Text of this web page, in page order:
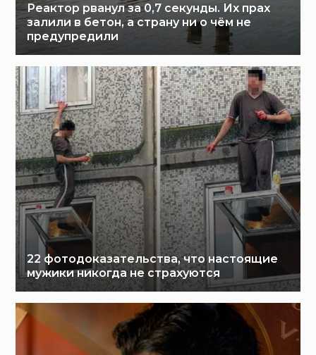
Реактор рванул за 0,7 секунды. Их прах
залили в бетон, а страну ни о чём не
предупредили
22 фотодоказательства, что настоящие
мужики никогда не страхуются